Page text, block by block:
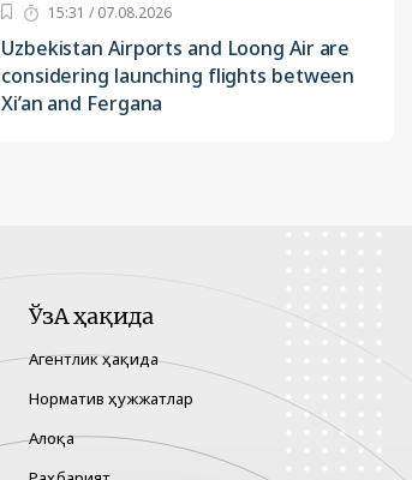
15:31 / 07.08.2026
Uzbekistan Airports and Loong Air are
considering launching flights between
Xi’an and Fergana
ЎзА ҳақида
Агентлик ҳақида
Норматив ҳужжатлар
Алоқа